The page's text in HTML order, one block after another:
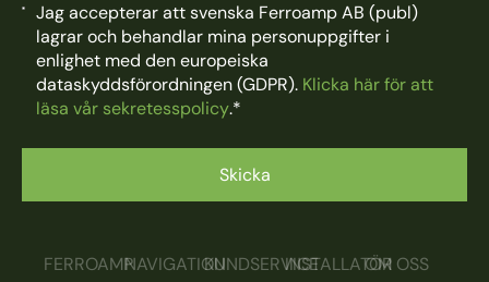
Jag accepterar att svenska Ferroamp AB (publ)
lagrar och behandlar mina personuppgifter i
enlighet med den europeiska
dataskyddsförordningen (GDPR). Klicka här för att
läsa vår sekretesspolicy.*
FERROAMPNAVIGATIONKUNDSERVICEINSTALLATÖROM OSS